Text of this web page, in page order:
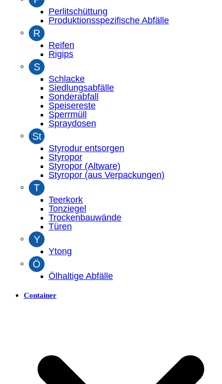
Perlitschüttung
Produktionsspezifische Abfälle
R
Reifen
Rigips
S
Schlacke
Siedlungsabfälle
Sonderabfall
Speisereste
Sperrmüll
Spraydosen
St
Styrodur entsorgen
Styropor
Styropor (Altware)
Styropor (aus Verpackungen)
T
Teerkork
Tonziegel
Trockenbauwände
Türen
Y
Ytong
Ö
Ölhaltige Abfälle
Container